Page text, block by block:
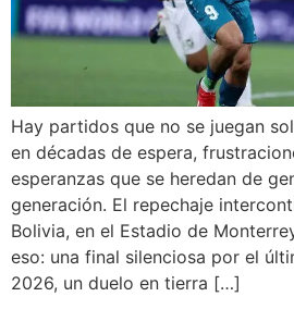
Hay partidos que no se juegan
en décadas de espera,
esperanzas que se heredan de
generación. El repechaje
Bolivia, en el Estadio de
eso: una final silenciosa por el
2026, un duelo en tierra […]